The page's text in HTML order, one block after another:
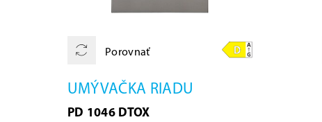
Porovnať
UMÝVAČKA RIADU
PD 1046 DTOX